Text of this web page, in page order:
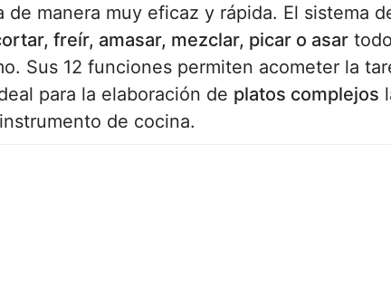
de manera muy eficaz y rápida. El sistema
freír, amasar, mezclar, picar o asar
Sus 12 funciones permiten acometer la
para la elaboración de platos complejos
de cocina.